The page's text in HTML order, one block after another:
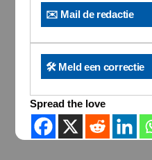
✉️ Mail de redactie
🛠️ Meld een correctie
Spread the love